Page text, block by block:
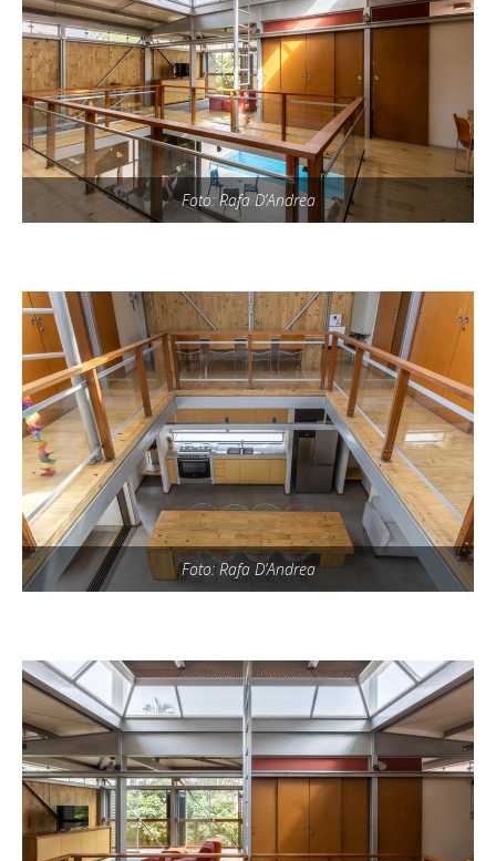
Foto: Rafa D’Andrea
Foto: Rafa D’Andrea